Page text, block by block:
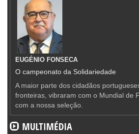
EUGÉNIO FONSECA
O campeonato da Solidariedade
A maior parte dos cidadãos
fronteiras, vibraram com o Mundial de
com a nossa seleção.
MULTIMÉDIA